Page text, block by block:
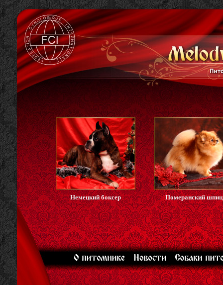
Немецкий боксер Померанский шпиц